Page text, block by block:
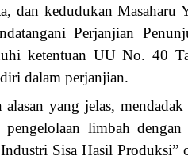
dan kedudukan Masaharu
Perjanjian
ketentuan UU No. 40
dalam perjanjian.
yang jelas,
limbah
Sisa Hasil